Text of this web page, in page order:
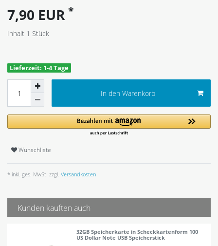
7,90 EUR *
Inhalt 1 Stück
Lieferzeit: 1-4 Tage
In den Warenkorb
Wunschliste
* inkl. ges. MwSt. zzgl. Versandkosten
Kunden kauften auch
32GB Speicherkarte in Scheckkartenform 100
US Dollar Note USB Speicherstick